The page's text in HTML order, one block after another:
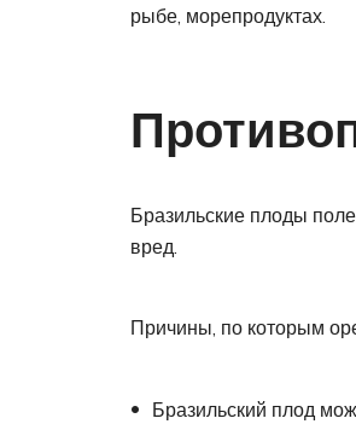
рыбе, морепродуктах.
Бразильские плоды
вред.
Причины, по которым
Бразильский плод